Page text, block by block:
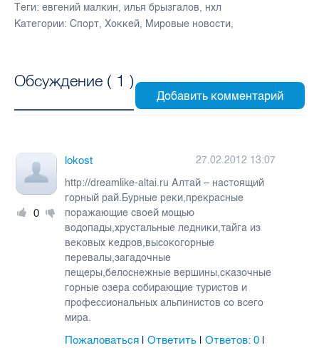
Теги: евгений малкин, илья брызгалов, нхл
Категории: Спорт, Хоккей, Мировые новости,
Обсуждение ( 1 )
0
lokost
27.02.2012 13:07
http://dreamlike-altai.ru Алтай – настоящий
горный рай.Бурные реки,прекрасные
поражающие своей мощью
водопады,хрустальные ледники,тайга из
вековых кедров,высокогорные
перевалы,загадочные
пещеры,белоснежные вершины,сказочные
горные озера собирающие туристов и
профессиональных альпинистов со всего
мира.
Пожаловаться |Ответить |Ответов:0